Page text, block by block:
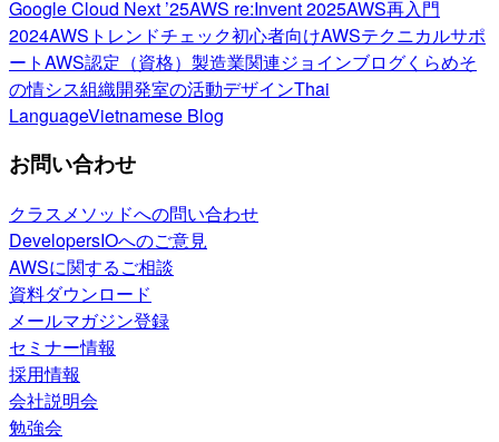
Google Cloud Next ’25AWS re:Invent 2025AWS再入門
2024AWSトレンドチェック初心者向けAWSテクニカルサポ
ートAWS認定（資格） 製造業関連ジョインブログくらめそ
の情シス組織開発室の活動デザインThai
LanguageVietnamese Blog
お問い合わせ
クラスメソッドへの問い合わせ
DevelopersIOへのご意見
AWSに関するご相談
資料ダウンロード
メールマガジン登録
セミナー情報
採用情報
会社説明会
勉強会